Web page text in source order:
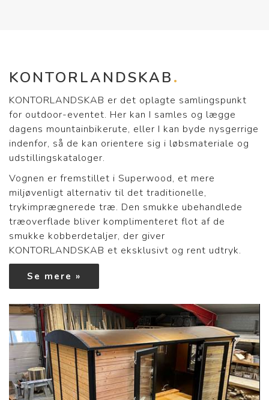
KONTORLANDSKAB
KONTORLANDSKAB er det oplagte samlingspunkt
for outdoor-eventet. Her kan I samles og lægge
dagens mountainbikerute, eller I kan byde nysgerrige
indenfor, så de kan orientere sig i løbsmateriale og
udstillingskataloger.
Vognen er fremstillet i Superwood, et mere
miljøvenligt alternativ til det traditionelle,
trykimprægnerede træ. Den smukke ubehandlede
træoverflade bliver komplimenteret flot af de
smukke kobberdetaljer, der giver
KONTORLANDSKAB et eksklusivt og rent udtryk.
Se mere